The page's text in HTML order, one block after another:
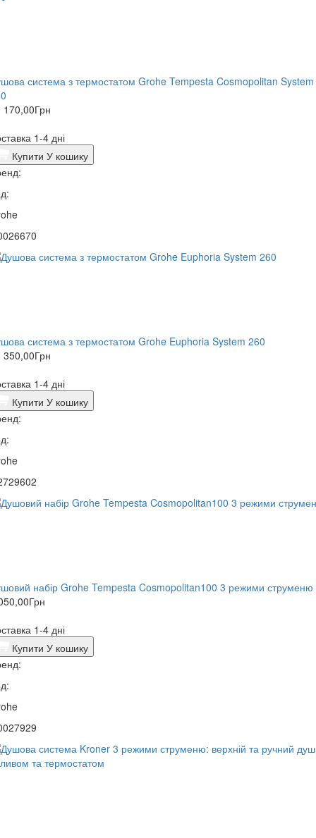
система з термостатом Grohe Tempesta Cosmopolitan System
170,00Грн
1-4 дні
Купити У кошику
система з термостатом Grohe Euphoria System 260
350,00Грн
1-4 дні
Купити У кошику
набір Grohe Tempesta Cosmopolitan100 3 режими струменю
Грн
1-4 дні
Купити У кошику